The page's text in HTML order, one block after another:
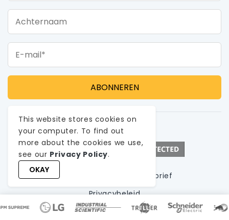
Achternaam
E-mail*
Abonneer u op de nieuwsbrief
Privacybeleid
Gebruiksvoorwaarden
This website stores cookies on
your computer. To find out
more about the cookies we use,
see our Privacy Policy.
OKAY